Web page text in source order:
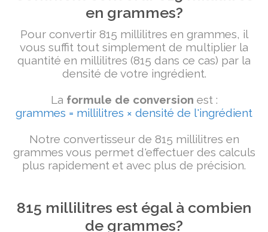
en grammes?
Pour convertir 815 millilitres en grammes, il
vous suffit tout simplement de multiplier la
quantité en millilitres (815 dans ce cas) par la
densité de votre ingrédient.
La formule de conversion est :
grammes = millilitres × densité de l'ingrédient
Notre convertisseur de 815 millilitres en
grammes vous permet d'effectuer des calculs
plus rapidement et avec plus de précision.
815 millilitres est égal à combien
de grammes?